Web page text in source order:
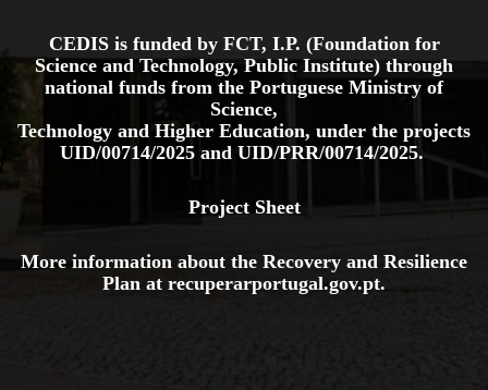
CEDIS is funded by FCT, I.P. (Foundation for
Science and Technology, Public Institute) through
national funds from the Portuguese Ministry of
Science,
Technology and Higher Education, under the projects
UID/00714/2025 and UID/PRR/00714/2025.
Project Sheet
More information about the Recovery and Resilience
Plan at recuperarportugal.gov.pt.